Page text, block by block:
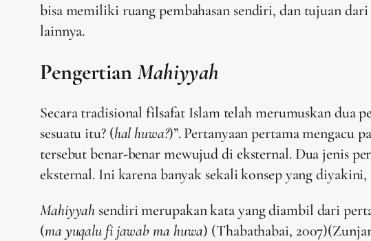
bisa memiliki ruang pembahasan sendiri, dan tujuan dari
lainnya.
PengertianMahiyyah
Secara tradisional filsafat Islam telah merumuskan dua
sesuatu itu? (hal huwa?)”. Pertanyaan pertama mengacu
tersebut benar-benar mewujud di eksternal. Dua jenis
eksternal. Ini karena banyak sekali konsep yang
Mahiyyah sendiri merupakan kata yang diambil dari
(ma yuqalu fi jawab ma huwa) (Thabathabai,